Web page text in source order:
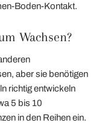
Boden-Kontakt.
Wachsen?
aber sie benötigen
richtig entwickeln
5 bis 10
in den Reihen ein.